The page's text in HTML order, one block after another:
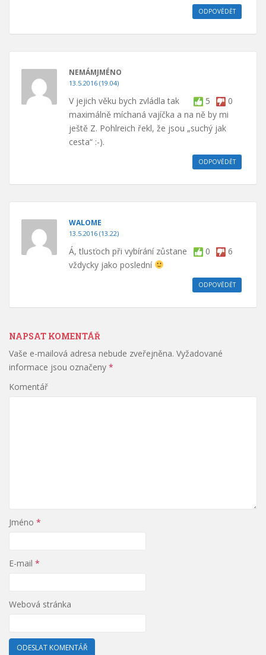
ODPOVĚDĚT
NEMÁMJMÉNO
13.5.2016 (19.04)
5 0
V jejich věku bych zvládla tak
maximálně míchaná vajíčka a na ně by mi
ještě Z. Pohlreich řekl, že jsou „suchý jak
cesta“ :-).
ODPOVĚDĚT
WALOME
13.5.2016 (13.22)
0 6
Á, tlusťoch při vybírání zůstane
vždycky jako poslední
ODPOVĚDĚT
NAPSAT KOMENTÁŘ
Vaše e-mailová adresa nebude zveřejněna. Vyžadované
informace jsou označeny *
Komentář
Jméno *
E-mail *
Webová stránka